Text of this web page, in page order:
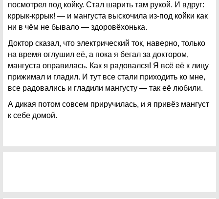
посмотрел под койку. Стал шарить там рукой. И вдруг:
кррык-кррык! — и мангуста выскочила из-под койки как
ни в чём не бывало — здоровёхонька.
Доктор сказал, что электрический ток, наверно, только
на время оглушил её, а пока я бегал за доктором,
мангуста оправилась. Как я радовался! Я всё её к лицу
прижимал и гладил. И тут все стали приходить ко мне,
все радовались и гладили мангусту — так её любили.
А дикая потом совсем приручилась, и я привёз мангуст
к себе домой.